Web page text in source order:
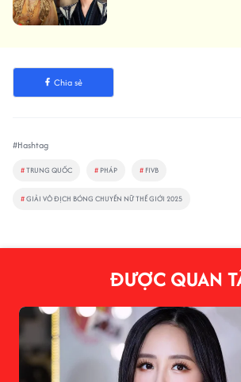
Chia sẻ
#Hashtag
#TRUNG QUỐC # PHÁP # FIVB
#GIẢI VÔ ĐỊCH BÓNG CHUYỀN NỮ THẾ GIỚI 2025
ĐƯỢC QUAN